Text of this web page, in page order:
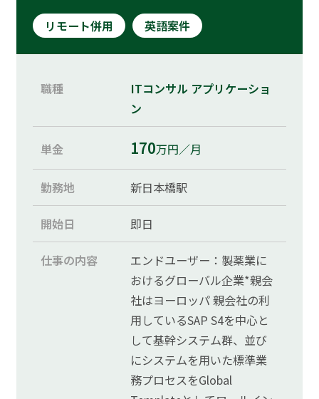
リモート併用 英語案件
職種 ITコンサル アプリケーショ
ン
単金 170万円／月
勤務地 新日本橋駅
開始日 即日
仕事の内容
エンドユーザー：製薬業に
おけるグローバル企業*親会
社はヨーロッパ 親会社の利
用しているSAP S4を中心と
して基幹システム群、並び
にシステムを用いた標準業
務プロセスをGlobal